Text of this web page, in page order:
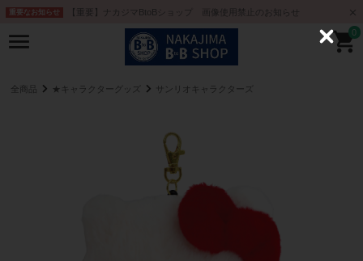
重要なお知らせ 【重要】ナカジマBtoBショップ 画像使用禁止のお知らせ
0
全商品 ★キャラクターグッズ サンリオキャラクターズ
C